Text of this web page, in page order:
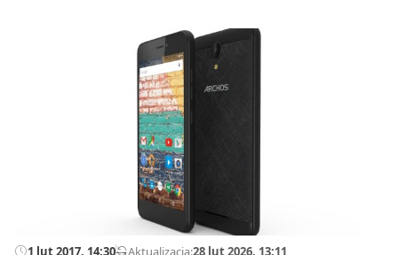
1 lut 2017, 14:30—Aktualizacja:28 lut 2026, 13:11